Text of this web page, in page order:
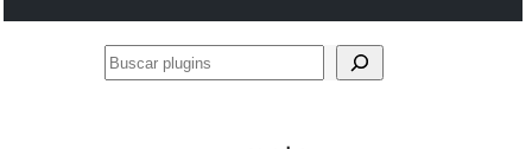
Buscar